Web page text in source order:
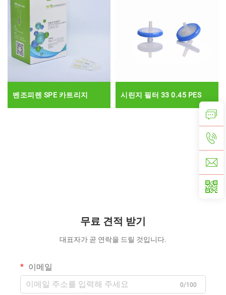
벤조피렌 SPE 카트리지 시린지 필터 33 0.45 PES
무료 견적 받기
대표자가 곧 연락을 드릴 것입니다.
이메일
0/100